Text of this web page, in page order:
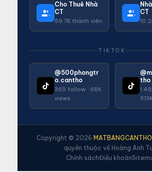
Cho Thuê Nhà
CT
59.7K thành viên
CT
TIKTOK
@500phongtr
o.cantho
369 follow · 68K
views
tho
Copyright © 2026
quyền thuộc về Hoàng Anh
Chính sáchĐiều khoản